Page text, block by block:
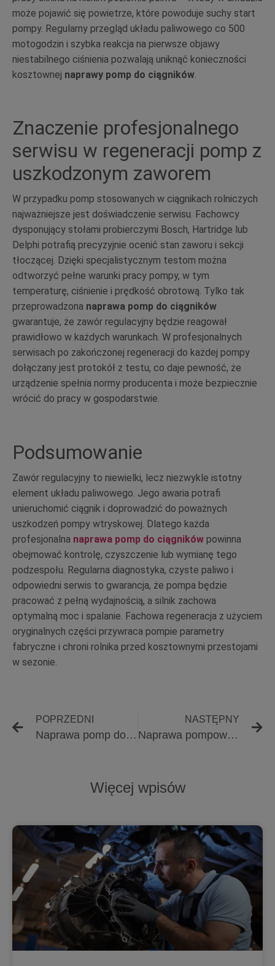
może pojawić się powietrze, które powoduje suchy start
pompy. Regularny przegląd układu paliwowego co 500
motogodzin i szybka reakcja na pierwsze objawy
niestabilnego ciśnienia pozwalają uniknąć konieczności
kosztownej naprawy pomp do ciągników.
Znaczenie profesjonalnego
serwisu w regeneracji pomp z
uszkodzonym zaworem
W przypadku pomp stosowanych w ciągnikach rolniczych
najważniejsze jest doświadczenie serwisu. Fachowcy
dysponujący stołami probierczymi Bosch, Hartridge lub
Delphi potrafią precyzyjnie ocenić stan zaworu i sekcji
tłoczącej. Dzięki specjalistycznym testom można
odtworzyć pełne warunki pracy pompy, w tym
temperaturę, ciśnienie i prędkość obrotową. Tylko tak
przeprowadzona naprawa pomp do ciągników
gwarantuje, że zawór regulacyjny będzie reagował
prawidłowo w każdych warunkach. W profesjonalnych
serwisach po zakończonej regeneracji do każdej pompy
dołączany jest protokół z testu, co daje pewność, że
urządzenie spełnia normy producenta i może bezpiecznie
wrócić do pracy w gospodarstwie.
Podsumowanie
Zawór regulacyjny to niewielki, lecz niezwykle istotny
element układu paliwowego. Jego awaria potrafi
unieruchomić ciągnik i doprowadzić do poważnych
uszkodzeń pompy wtryskowej. Dlatego każda
profesjonalna naprawa pomp do ciągników powinna
obejmować kontrolę, czyszczenie lub wymianę tego
podzespołu. Regularna diagnostyka, czyste paliwo i
odpowiedni serwis to gwarancja, że pompa będzie
pracować z pełną wydajnością, a silnik zachowa
optymalną moc i spalanie. Fachowa regeneracja z użyciem
oryginalnych części przywraca pompie parametry
fabryczne i chroni rolnika przed kosztownymi przestojami
w sezonie.
POPRZEDNI
Naprawa pomp do ciągników po zapowietrzeniu układu – jak rozpoznać i usunąć skutki suchego startu
NASTĘPNY
Naprawa pompowtryskiwaczy z błędem sterowania – jak diagnozować i naprawiać usterki elektryczne w układzie wtryskowym
Więcej wpisów